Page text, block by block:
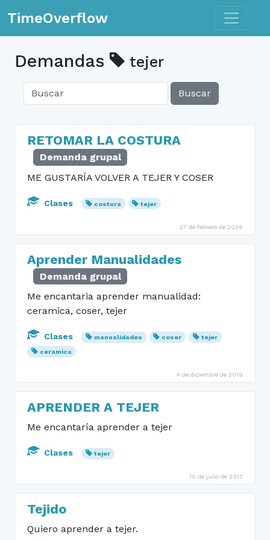
TimeOverflow Toggle
Demandas tejer
Buscar
RETOMAR LA COSTURA
Demanda grupal
ME GUSTARÍA VOLVER A TEJER Y COSER
Clases costura tejer
27 de febrero de 2026
Aprender Manualidades
Demanda grupal
Me encantaria aprender manualidad:
ceramica, coser, tejer
Clases manualidades coser
tejer
ceramica
4 de diciembre de 2019
APRENDER A TEJER
Me encantaría aprender a tejer
Clases tejer
10 de julio de 2017
Tejido
Quiero aprender a tejer.